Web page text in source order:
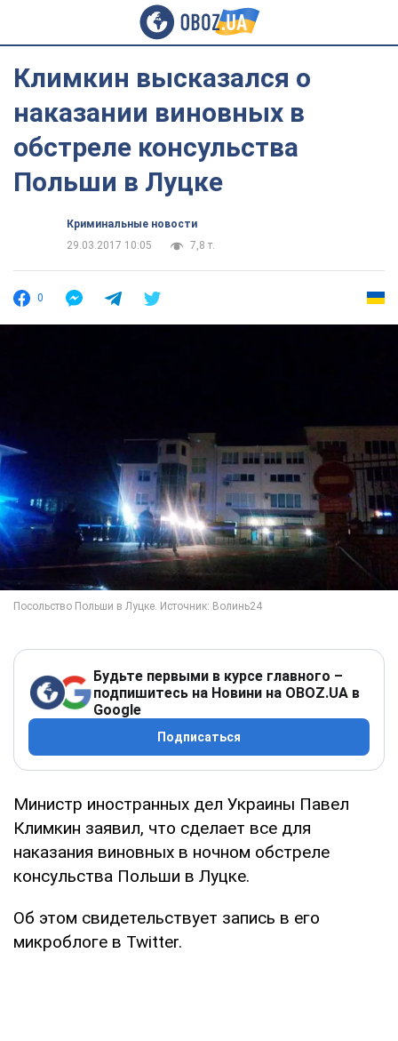
Климкин высказался о
наказании виновных в
обстреле консульства
Польши в Луцке
Криминальные новости
29.03.2017 10:05
7,8 т.
0
Будьте первыми в курсе главного –
подпишитесь на Новини на OBOZ.UA в
Google
Подписаться
Министр иностранных дел Украины Павел
Климкин заявил, что сделает все для
наказания виновных в ночном обстреле
консульства Польши в Луцке.
Об этом свидетельствует запись в его
микроблоге в Twitter.